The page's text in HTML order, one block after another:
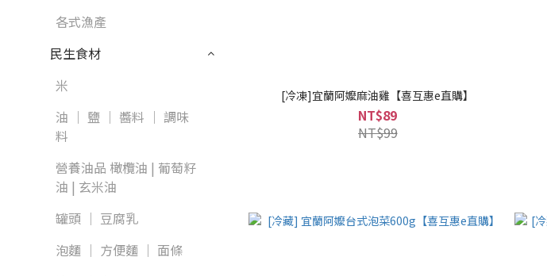
各式漁產
民生食材
米
油 │ 鹽 │ 醬料 │ 調味
料
營養油品 橄欖油 | 葡萄籽
油 | 玄米油
罐頭 │ 豆腐乳
泡麵 │ 方便麵 │ 面條
[冷凍]宜蘭阿嬤麻油雞【喜互惠e直購】
NT$89
NT$99